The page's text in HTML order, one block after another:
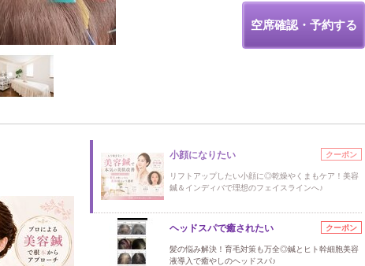
空席確認・予約する
小顔になりたい クーポン
リフトアップしたい小顔に◎乾燥やくまもケア！美容
鍼＆インディバで理想のフェイスラインへ♪
ヘッドスパで癒されたい クーポン
髪の悩み解決！育毛対策も万全◎鍼とヒト幹細胞美容
液導入で癒やしのヘッドスパ♪